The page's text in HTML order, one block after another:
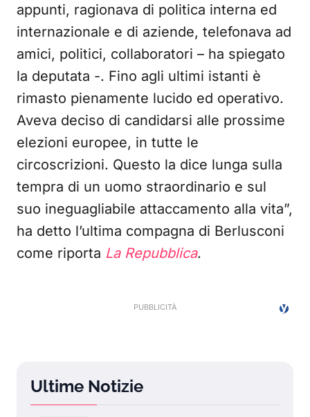
appunti, ragionava di politica interna ed
internazionale e di aziende, telefonava ad
amici, politici, collaboratori – ha spiegato
la deputata -. Fino agli ultimi istanti è
rimasto pienamente lucido ed operativo.
Aveva deciso di candidarsi alle prossime
elezioni europee, in tutte le
circoscrizioni. Questo la dice lunga sulla
tempra di un uomo straordinario e sul
suo ineguagliabile attaccamento alla vita”,
ha detto l’ultima compagna di Berlusconi
come riporta La Repubblica.
Ultime Notizie